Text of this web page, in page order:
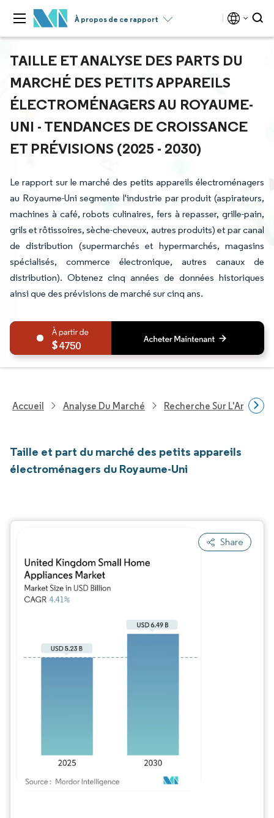
À propos de ce rapport
TAILLE ET ANALYSE DES PARTS DU
MARCHÉ DES PETITS APPAREILS
ÉLECTROMÉNAGERS AU ROYAUME-
UNI - TENDANCES DE CROISSANCE
ET PRÉVISIONS (2025 - 2030)
Le rapport sur le marché des petits appareils électroménagers
au Royaume-Uni segmente l'industrie par produit (aspirateurs,
machines à café, robots culinaires, fers à repasser, grille-pain,
grils et rôtissoires, sèche-cheveux, autres produits) et par canal
de distribution (supermarchés et hypermarchés, magasins
spécialisés, commerce électronique, autres canaux de
distribution). Obtenez cinq années de données historiques
ainsi que des prévisions de marché sur cinq ans.
4750
Accueil Analyse Du Marché Recherche Sur
Taille et part du marché des petits appareils
électroménagers du Royaume-Uni
Share